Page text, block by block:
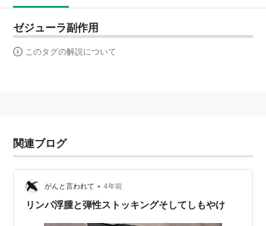
ゼジューラ副作用
このタグの解説について
関連ブログ
がんと言われて • 4年前
リンパ浮腫と弾性ストッキングそしてしもやけ